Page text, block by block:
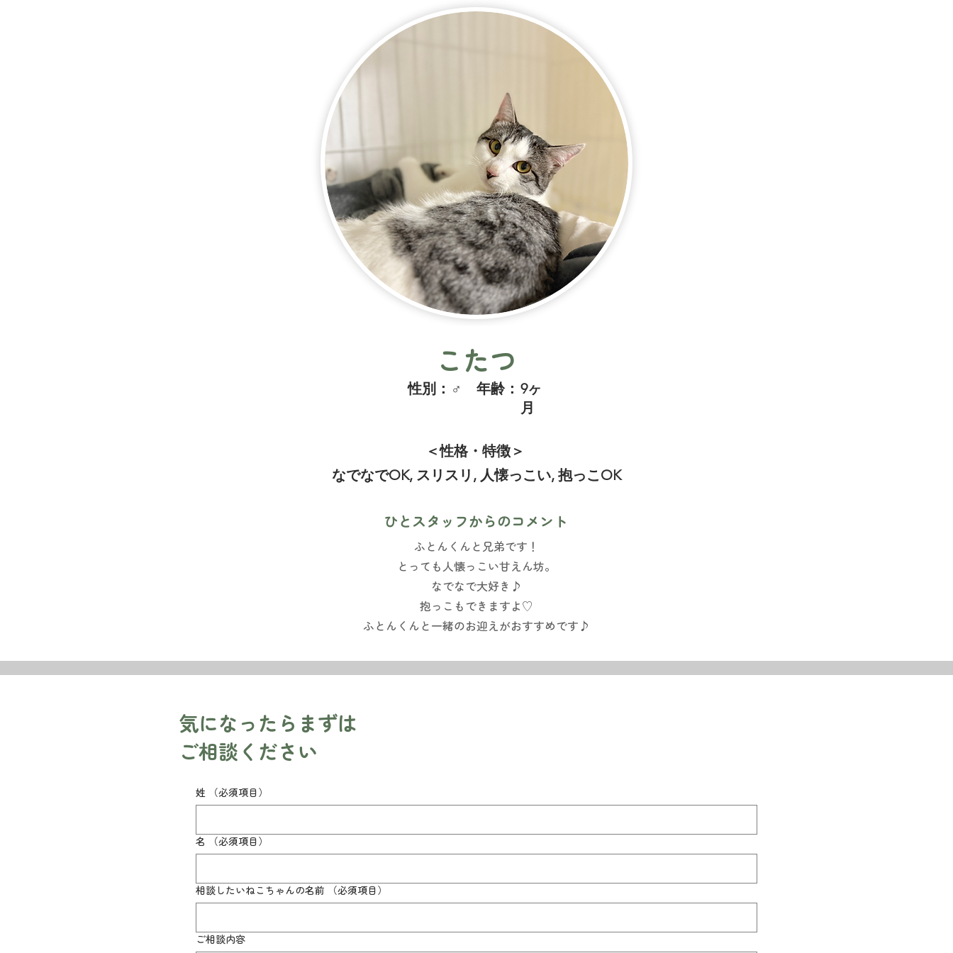
こたつ
​性別： ♂ ​年齢： 9ヶ
月
＜性格・特徴＞
なでなでOK, スリスリ, 人懐っこい, 抱っこOK
ひとスタッフからのコメント
ふとんくんと兄弟です！
とっても人懐っこい甘えん坊。
なでなで大好き♪
抱っこもできますよ♡
ふとんくんと一緒のお迎えがおすすめです♪
​気になったらまずは
ご相談ください
姓 （必須項目）
名 （必須項目）
相談したいねこちゃんの名前 （必須項目）
ご相談内容